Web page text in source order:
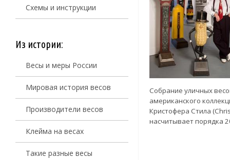
Схемы и инструкции
Из истории:
Весы и меры России
Мировая история весов
Производители весов
Клейма на весах
Такие разные весы
Собрание уличных
американского
Кристофера Стила
насчитывает порядка